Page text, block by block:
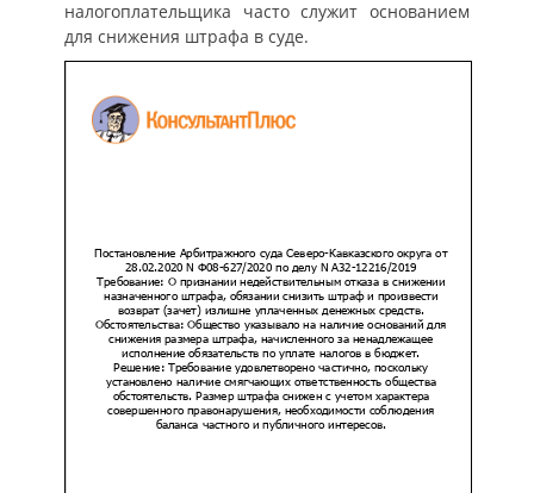
налогоплательщика часто служит основанием
для снижения штрафа в суде.